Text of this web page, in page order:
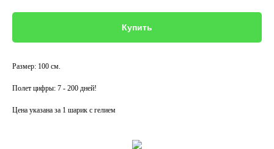
Купить
Размер: 100 см.
Полет цифры: 7 - 200 дней!
Цена указана за 1 шарик с гелием